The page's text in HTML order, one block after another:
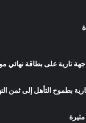
نارية على بطاقة نهائي
بطموح التأهل إلى ثمن
مثيرة